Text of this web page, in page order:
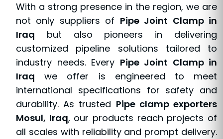
With a strong presence in the region, we are
not only suppliers of Pipe Joint Clamp in
Iraq but also pioneers in delivering
customized pipeline solutions tailored to
industry needs. Every Pipe Joint Clamp in
Iraq we offer is engineered to meet
international specifications for safety and
durability. As trusted Pipe clamp exporters
Mosul, Iraq, our products reach projects of
all scales with reliability and prompt delivery.